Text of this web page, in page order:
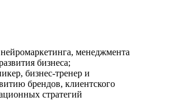
менеджмента
бизнеса;
бизнес-тренер и
брендов, клиентского
стратегий